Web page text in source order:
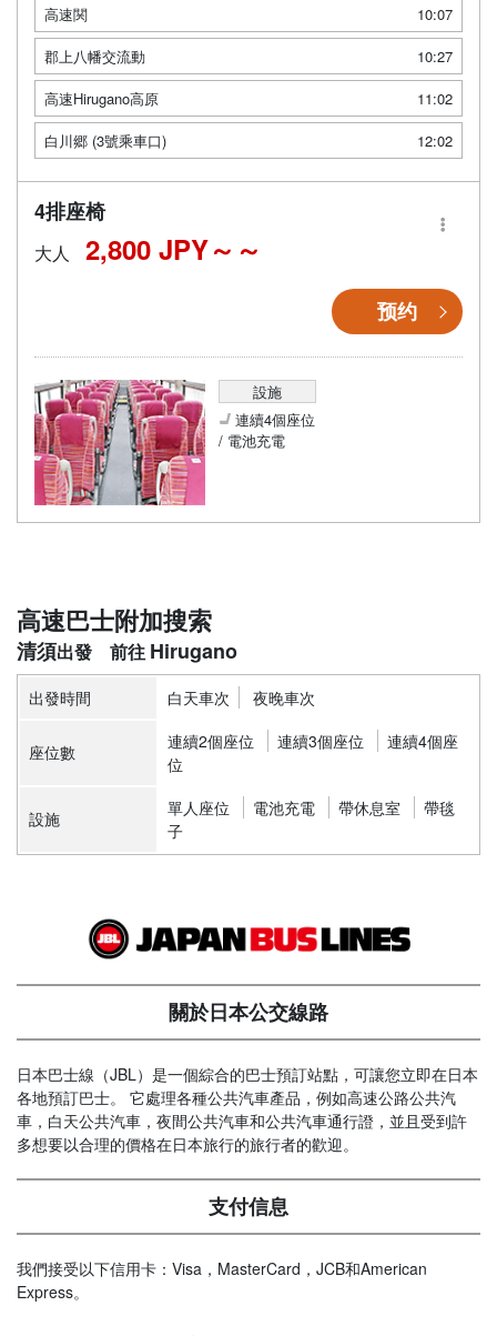
高速関
10:07
郡上八幡交流動
10:27
高速Hirugano高原
11:02
白川郷 (3號乘車口)
12:02
4排座椅
大人 2,800 JPY～
预约
設施
連續4個座位
/ 電池充電
高速巴士附加搜索
清須 Hirugano
出發時間 白天車次 夜晚車次
座位數 連續2個座位 連續3個座位
連續4個座
位
設施 單人座位 電池充電 帶休息室
帶毯
子
關於日本公交線路
日本巴士線（JBL）是一個綜合的巴士預訂站點，可讓您立即在日本
各地預訂巴士。 它處理各種公共汽車產品，例如高速公路公共汽
車，白天公共汽車，夜間公共汽車和公共汽車通行證，並且受到許
多想要以合理的價格在日本旅行的旅行者的歡迎。
支付信息
我們接受以下信用卡：Visa，MasterCard，JCB和American
Express。